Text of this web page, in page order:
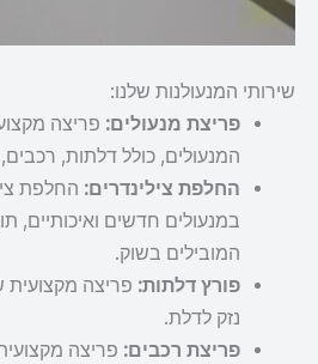
שירותי המנעולנות שלנו:
פריצת מנעולים: פריצה
המנעולים, כולל דלתות,
החלפת צילינדרים: החלפת
במנעולים חדשים ואיכותיים,
המובילים בשוק.
פורץ דלתות: פריצה מקצועית
נזק לדלת.
פריצת רכבים: פריצה